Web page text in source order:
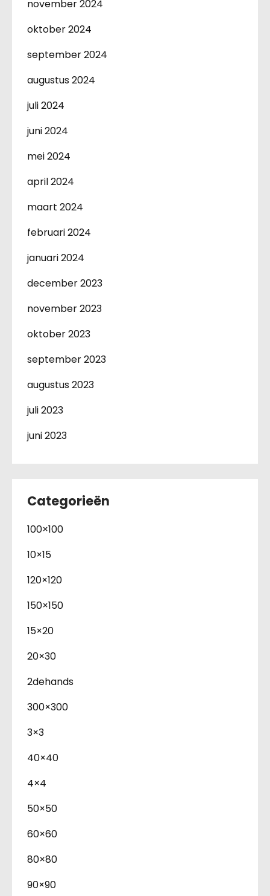
november 2024
oktober 2024
september 2024
augustus 2024
juli 2024
juni 2024
mei 2024
april 2024
maart 2024
februari 2024
januari 2024
december 2023
november 2023
oktober 2023
september 2023
augustus 2023
juli 2023
juni 2023
Categorieën
100×100
10×15
120×120
150×150
15×20
20×30
2dehands
300×300
3×3
40×40
4×4
50×50
60×60
80×80
90×90